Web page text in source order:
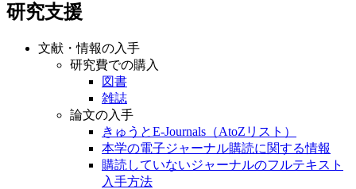
研究支援
文献・情報の入手
研究費での購入
図書
雑誌
論文の入手
きゅうとE-Journals（AtoZリスト）
本学の電子ジャーナル購読に関する情報
購読していないジャーナルのフルテキスト
入手方法